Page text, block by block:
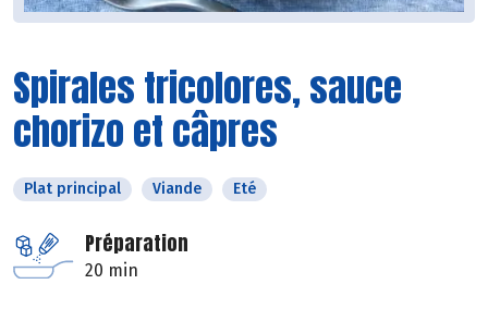
Spirales tricolores, sauce
chorizo et câpres
Plat principal Viande Eté
Préparation
20 min